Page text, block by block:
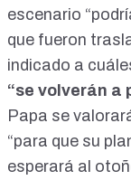
escenario
que fueron
indicado a
“se volverán a
Papa se
“para que su
esperará al